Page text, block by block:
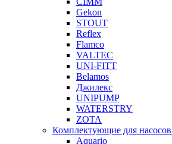
Gekon
STOUT
Reflex
Flamco
VALTEC
UNI-FITT
Belamos
Джилекс
UNIPUMP
WATERSTRY
ZOTA
Комплектующие для насосов
Aquario